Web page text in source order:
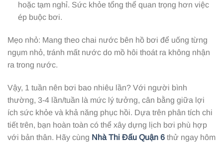
hoặc tạm nghỉ. Sức khỏe tổng thể quan trọng hơn việc
ép buộc bơi.
Mẹo nhỏ: Mang theo chai nước bên hồ bơi để uống từng
ngụm nhỏ, tránh mất nước do mồ hôi thoát ra không nhận
ra trong nước.
Vậy, 1 tuần nên bơi bao nhiêu lần? Với người bình
thường, 3-4 lần/tuần là mức lý tưởng, cân bằng giữa lợi
ích sức khỏe và khả năng phục hồi. Dựa trên phân tích chi
tiết trên, bạn hoàn toàn có thể xây dựng lịch bơi phù hợp
với bản thân. Hãy cùng Nhà Thi Đấu Quận 6 thử ngay hôm